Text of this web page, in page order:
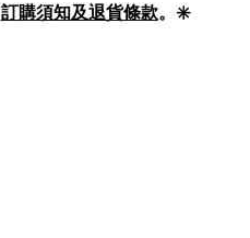
訂購須知及退貨條款。✳️